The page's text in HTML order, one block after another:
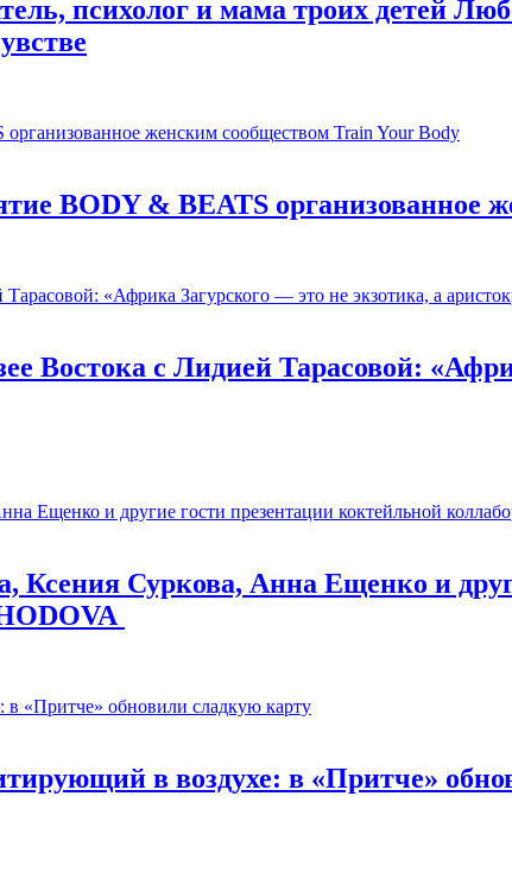
психолог и мама троих детей
BODY & BEATS организованное
Востока c Лидией Тарасовой:
Ксения Суркова, Анна Ещенко и
в воздухе: в «Притче»